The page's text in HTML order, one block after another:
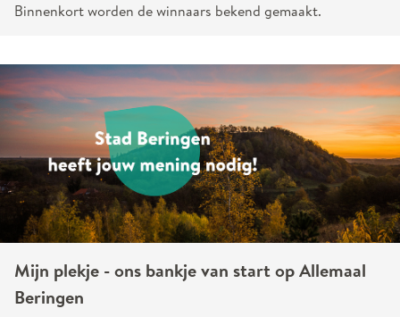
Binnenkort worden de winnaars bekend gemaakt.
Mijn plekje - ons bankje van start op Allemaal
Beringen